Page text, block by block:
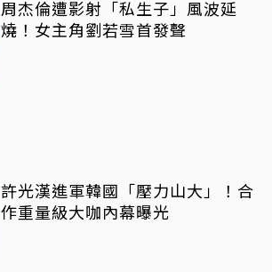
周杰倫遭影射「私生子」風波延
燒！女主角劉若雪首發聲
許光漢進軍韓國「壓力山大」！合
作重量級大咖內幕曝光